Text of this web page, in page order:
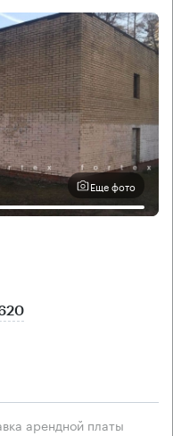
Еще фото
арендной платы